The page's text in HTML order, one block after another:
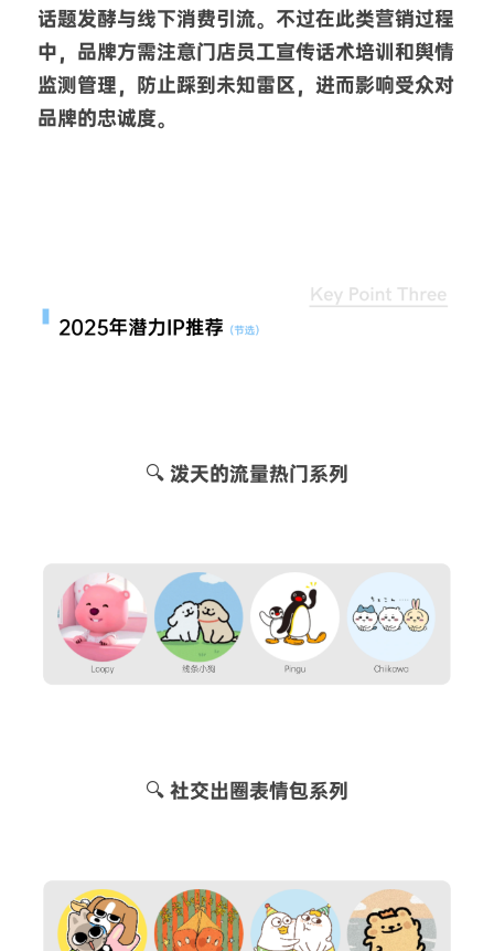
话题发酵与线下消费引流。不过在此类营销过程
中，品牌方需注意门店员工宣传话术培训和舆情
监测管理，防止踩到未知雷区，进而影响受众对
品牌的忠诚度。
🔍 泼天的流量热门系列
🔍 社交出圈表情包系列